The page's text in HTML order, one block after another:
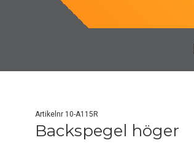
Artikelnr 10-A115R
Backspegel höger